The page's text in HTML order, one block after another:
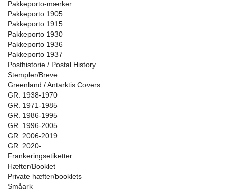
Pakkeporto-mærker
Pakkeporto 1905
Pakkeporto 1915
Pakkeporto 1930
Pakkeporto 1936
Pakkeporto 1937
Posthistorie / Postal History
Stempler/Breve
Greenland / Antarktis Covers
GR. 1938-1970
GR. 1971-1985
GR. 1986-1995
GR. 1996-2005
GR. 2006-2019
GR. 2020-
Frankeringsetiketter
Hæfter/Booklet
Private hæfter/booklets
Småark